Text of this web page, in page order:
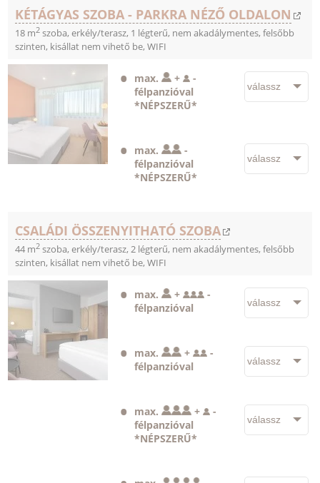
KÉTÁGYAS SZOBA - PARKRA NÉZŐ OLDALON
18 m2szoba, erkély/terasz, 1 légterű, nem akadálymentes, felsőbb
szinten, kisállat nem vihető be, WIFI
max. +
-
félpanzióval
*NÉPSZERŰ*
max.
-
félpanzióval
*NÉPSZERŰ*
CSALÁDI ÖSSZENYITHATÓ SZOBA
44 m2szoba, erkély/terasz, 2 légterű, nem akadálymentes, felsőbb
szinten, kisállat nem vihető be, WIFI
max. +
-
félpanzióval
max. +
-
félpanzióval
max. +
-
félpanzióval
*NÉPSZERŰ*